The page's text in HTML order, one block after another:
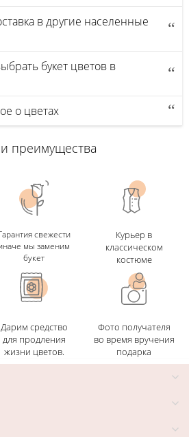
в другие населенные
букет цветов в
о цветах
преимущества
свежести
мы заменим
букет
Курьер в
классическом
костюме
Дарим средство
для продления
жизни цветов.
Фото получателя
во время вручения
подарка